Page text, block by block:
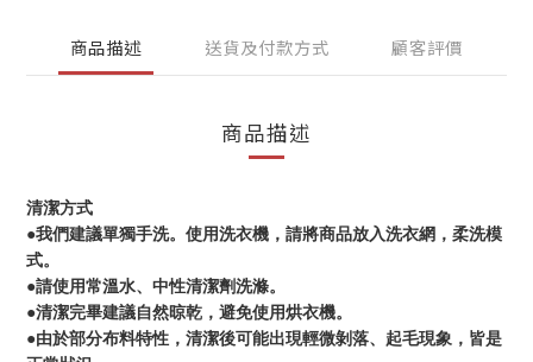
商品描述 送貨及付款方式 顧客評價
商品描述
清潔方式
●我們建議單獨手洗。使用洗衣機，請將商品放入洗衣網，柔洗模
式。
●請使用常溫水、中性清潔劑洗滌。
●清潔完畢建議自然晾乾，避免使用烘衣機。
●由於部分布料特性，清潔後可能出現輕微剝落、起毛現象，皆是